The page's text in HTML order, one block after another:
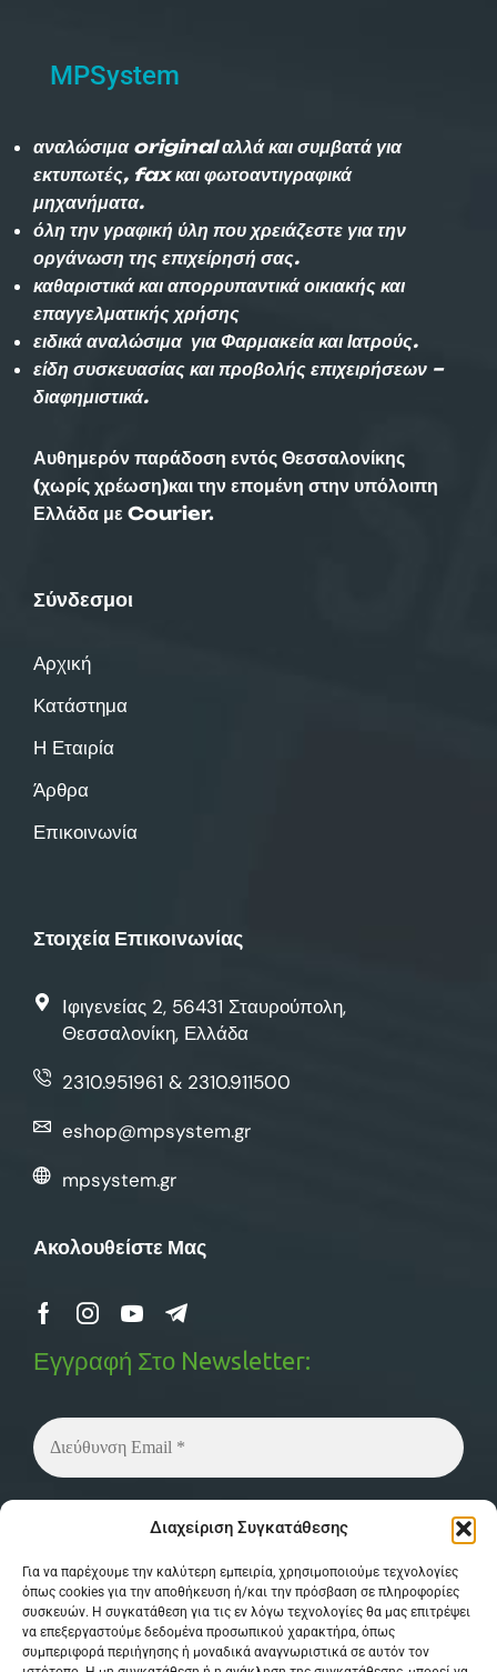
Διαχείριση Συγκατάθεσης
Για να παρέχουμε την καλύτερη εμπειρία, χρησιμοποιούμε τεχνολογίες
όπως cookies για την αποθήκευση ή/και την πρόσβαση σε πληροφορίες
συσκευών. Η συγκατάθεση για τις εν λόγω τεχνολογίες θα μας επιτρέψει
να επεξεργαστούμε δεδομένα προσωπικού χαρακτήρα, όπως
συμπεριφορά περιήγησης ή μοναδικά αναγνωριστικά σε αυτόν τον
MPSystem
αναλώσιμα original αλλά και συμβατά για
εκτυπωτές, fax και φωτοαντιγραφικά
μηχανήματα.
όλη την γραφική ύλη που χρειάζεστε για την
οργάνωση της επιχείρησή σας.
καθαριστικά και απορρυπαντικά οικιακής και
επαγγελματικής χρήσης
ειδικά αναλώσιμα για Φαρμακεία και Ιατρούς.
είδη συσκευασίας και προβολής επιχειρήσεων –
διαφημιστικά.
Αυθημερόν παράδοση εντός Θεσσαλονίκης
(χωρίς χρέωση)και την επομένη στην υπόλοιπη
Ελλάδα με Courier.
Σύνδεσμοι
Αρχική
Κατάστημα
Η Εταιρία
Άρθρα
Επικοινωνία
Στοιχεία Επικοινωνίας
Ιφιγενείας 2, 56431 Σταυρούπολη,
Θεσσαλονίκη, Ελλάδα
2310.951961 & 2310.911500
eshop@mpsystem.gr
mpsystem.gr
Ακολουθείστε Μας
Εγγραφή Στο Newsletter:
μας για περισσότερες λεπτομέρειες.